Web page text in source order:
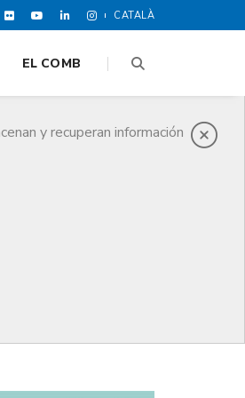
CATALÀ
y recuperan información
EL COMB